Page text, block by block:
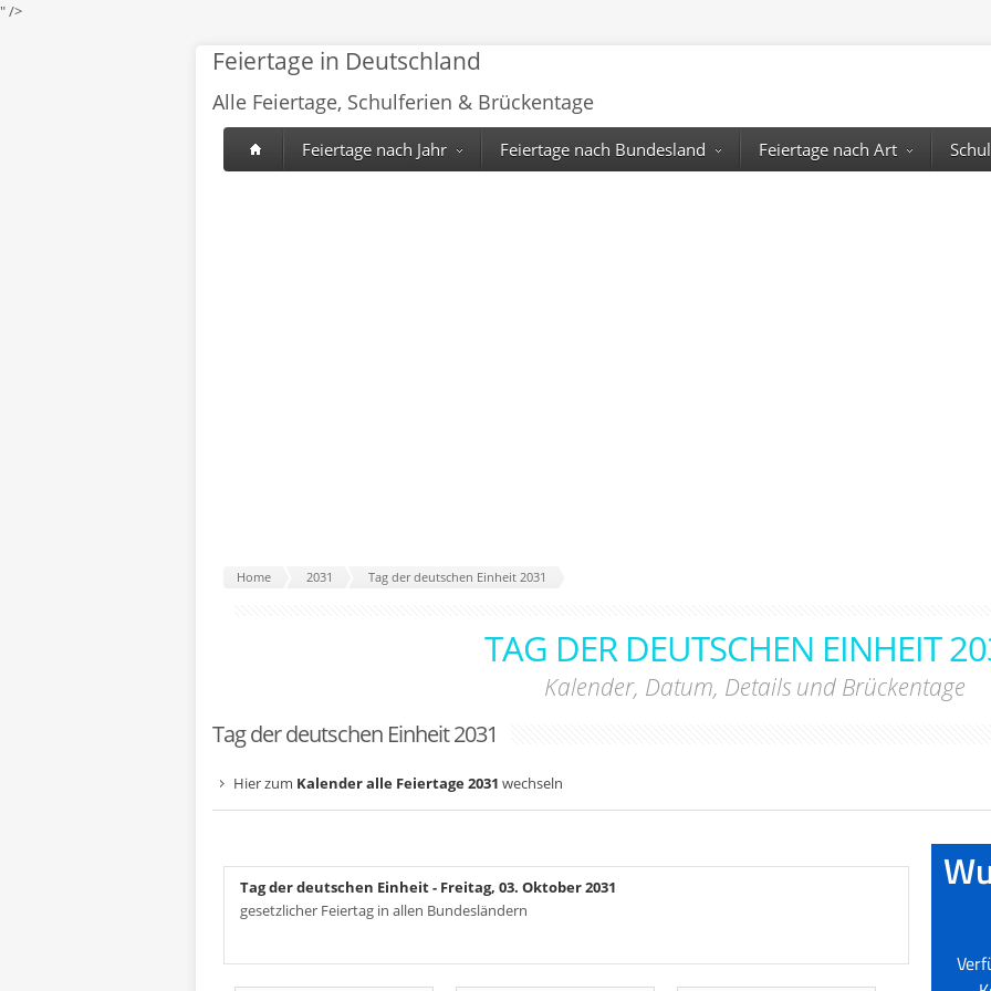
" />
Feiertage in Deutschland
Alle Feiertage, Schulferien & Brückentage
Feiertage nach Jahr Feiertage nach Bundesland Feiertage nach Art
Home 2031 Tag der deutschen Einheit 2031
TAG DER DEUTSCHEN EINHEIT
Kalender, Datum, Details und Brückentage
Tag der deutschen Einheit 2031
Hier zum Kalender alle Feiertage 2031 wechseln
Tag der deutschen Einheit- Freitag, 03. Oktober 2031
gesetzlicher Feiertag in allen Bundesländern